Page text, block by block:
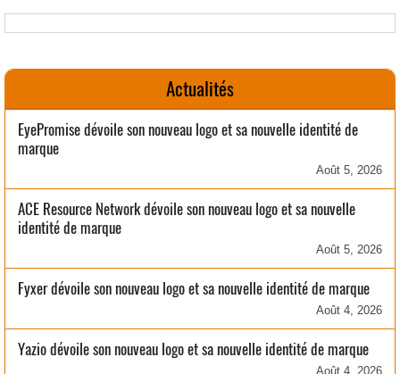
Actualités
EyePromise dévoile son nouveau logo et sa nouvelle identité de
marque
Août 5, 2026
ACE Resource Network dévoile son nouveau logo et sa nouvelle
identité de marque
Août 5, 2026
Fyxer dévoile son nouveau logo et sa nouvelle identité de marque
Août 4, 2026
Yazio dévoile son nouveau logo et sa nouvelle identité de marque
Août 4, 2026